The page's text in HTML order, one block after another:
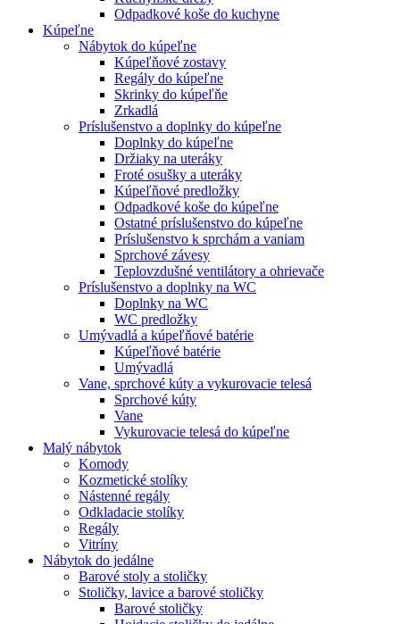
Odpadkové koše do kuchyne
Kúpeľne
Nábytok do kúpeľne
Kúpeľňové zostavy
Regály do kúpeľne
Skrinky do kúpeľňe
Zrkadlá
Príslušenstvo a doplnky do kúpeľne
Doplnky do kúpeľne
Držiaky na uteráky
Froté osušky a uteráky
Kúpeľňové predložky
Odpadkové koše do kúpeľne
Ostatné príslušenstvo do kúpeľne
Príslušenstvo k sprchám a vaniam
Sprchové závesy
Teplovzdušné ventilátory a ohrievače
Príslušenstvo a doplnky na WC
Doplnky na WC
WC predložky
Umývadlá a kúpeľňové batérie
Kúpeľňové batérie
Umývadlá
Vane, sprchové kúty a vykurovacie telesá
Sprchové kúty
Vane
Vykurovacie telesá do kúpeľne
Malý nábytok
Komody
Kozmetické stolíky
Nástenné regály
Odkladacie stolíky
Regály
Vitríny
Nábytok do jedálne
Barové stoly a stoličky
Stoličky, lavice a barové stoličky
Barové stoličky